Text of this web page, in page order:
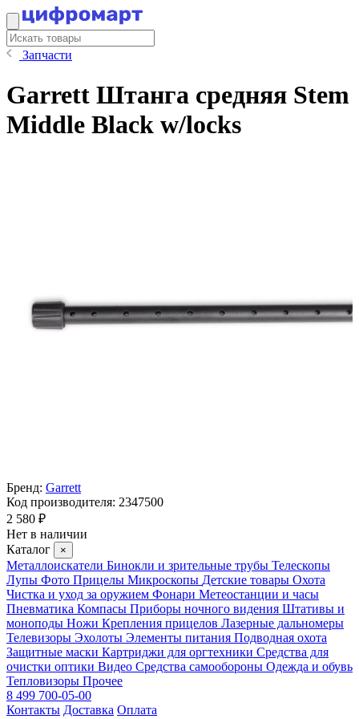
Запчасти
Garrett Штанга средняя Stem
Middle Black w/locks
Бренд: Garrett
Код производителя: 2347500
2 580 ₽
Нет в наличии
Каталог
×
Металлоискатели Бинокли и зрительные трубы Телескопы
Лупы Фото Прицелы Микроскопы Детские товары Охота
Чистка и уход за оружием Фонари Метеостанции и часы
Пневматика Компасы Приборы ночного видения Штативы и
моноподы Ножи Крепления прицелов Лазерные дальномеры
Телевизоры Эхолоты Элементы питания Подводная охота
Защитные маски Картриджи для оргтехники Средства для
очистки оптики Видео Средства самообороны Одежда и обувь
Тепловизоры Прочее
8 499 700-05-00
Контакты Доставка Оплата